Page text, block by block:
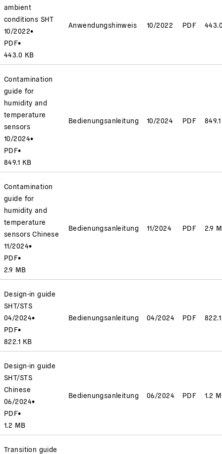
ambient
conditions SHT
10/2022•
PDF•
443.0 KB
Anwendungshinweis 10/2022 PDF
Contamination
guide for
humidity and
temperature
sensors
10/2024•
PDF•
849.1 KB
Bedienungsanleitung 10/2024 PDF
Contamination
guide for
humidity and
temperature
sensors Chinese
11/2024•
PDF•
2.9 MB
Bedienungsanleitung 11/2024 PDF 2.9
Design-in guide
SHT/STS
04/2024•
PDF•
822.1 KB
Bedienungsanleitung 04/2024 PDF
Design-in guide
SHT/STS
Chinese
06/2024•
PDF•
1.2 MB
Bedienungsanleitung 06/2024 PDF 1.2
Transition guide